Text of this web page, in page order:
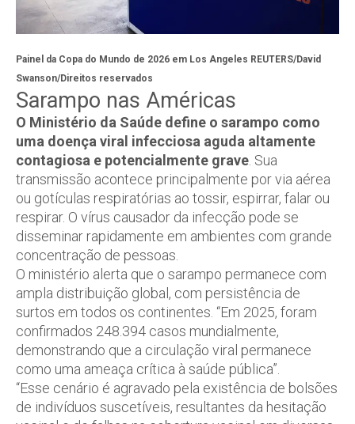
Painel da Copa do Mundo de 2026 em Los Angeles REUTERS/David
Swanson/Direitos reservados
Sarampo nas Américas
O Ministério da Saúde define o sarampo como
uma doença viral infecciosa aguda altamente
contagiosa e potencialmente grave . Sua
transmissão acontece principalmente por via aérea
ou gotículas respiratórias ao tossir, espirrar, falar ou
respirar. O vírus causador da infecção pode se
disseminar rapidamente em ambientes com grande
concentração de pessoas.
O ministério alerta que o sarampo permanece com
ampla distribuição global, com persistência de
surtos em todos os continentes. “Em 2025, foram
confirmados 248.394 casos mundialmente,
demonstrando que a circulação viral permanece
como uma ameaça crítica à saúde pública”.
“Esse cenário é agravado pela existência de bolsões
de indivíduos suscetíveis, resultantes da hesitação